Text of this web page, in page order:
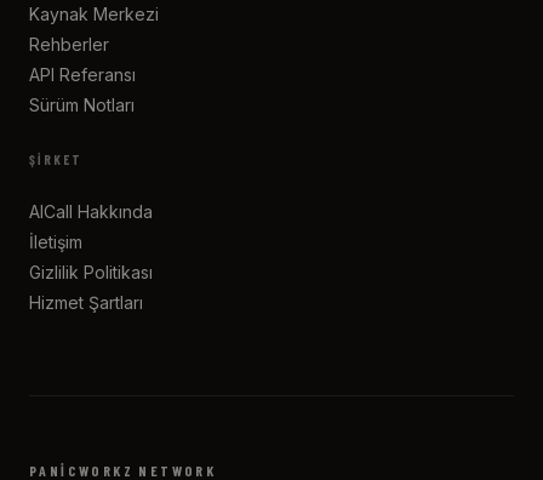
Kaynak Merkezi
Rehberler
API Referansı
Sürüm Notları
ŞIRKET
AICall Hakkında
İletişim
Gizlilik Politikası
Hizmet Şartları
PANICWORKZ NETWORK